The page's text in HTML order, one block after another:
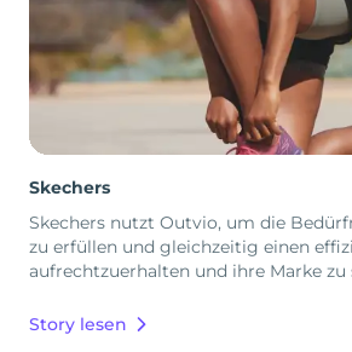
Skechers
Skechers nutzt Outvio, um die
zu erfüllen und gleichzeitig einen
aufrechtzuerhalten und ihre Marke zu
Story lesen